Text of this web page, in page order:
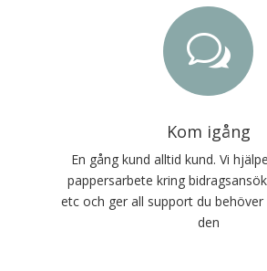
w
Kom igång
En gång kund alltid kund. Vi
pappersarbete kring
etc och ger all support du
den